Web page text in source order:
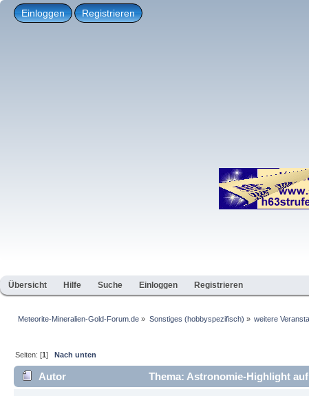
Einloggen Registrieren
Übersicht Hilfe Suche Einloggen Registrieren
Meteorite-Mineralien-Gold-Forum.de » Sonstiges (hobbyspezifisch) » weitere
Seiten: [1]Nach unten
Autor Thema: Astronomie-Highlight